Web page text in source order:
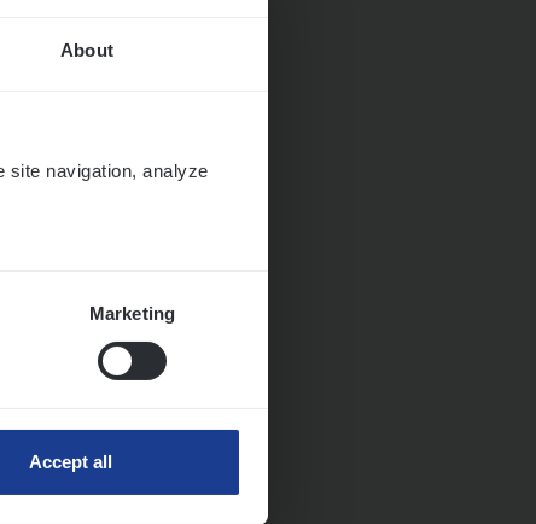
About
site navigation, analyze
Marketing
Accept all